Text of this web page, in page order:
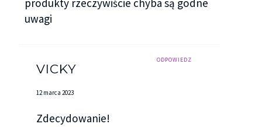
produkty rzeczywiście chyba są godne
uwagi
ODPOWIEDZ
VICKY
12 marca 2023
Zdecydowanie!